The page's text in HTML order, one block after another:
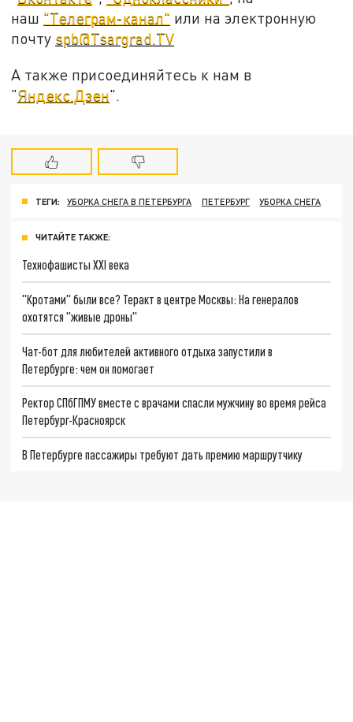
наш "Телеграм-канал" или на электронную
почту spb@Tsargrad.TV
А также присоединяйтесь к нам в
"Яндекс.Дзен".
ТЕГИ: УБОРКА СНЕГА В ПЕТЕРБУРГА ПЕТЕРБУРГ УБОРКА СНЕГА
ЧИТАЙТЕ ТАКЖЕ:
Технофашисты XXI века
"Кротами" были все? Теракт в центре Москвы: На генералов
охотятся "живые дроны"
Чат-бот для любителей активного отдыха запустили в
Петербурге: чем он помогает
Ректор СПбГПМУ вместе с врачами спасли мужчину во время рейса
Петербург-Красноярск
В Петербурге пассажиры требуют дать премию маршрутчику